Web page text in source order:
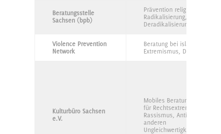
Beratungsstelle
Sachsen (bpb)
Prävention religiös
Radikalisierung,
Deradikalisierung
Violence Prevention
Network
Beratung bei islamistischem
Extremismus,
Kulturbüro Sachsen
e.V.
Mobiles Beratungsteam
für Rechtsextremismus,
Rassismus, Antisemitismus
anderen